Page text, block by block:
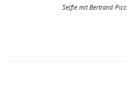
Selfie mit Bertrand